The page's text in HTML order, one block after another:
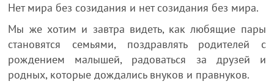
Нет мира без созидания и нет созидания без мира.
Мы же хотим и завтра видеть, как любящие пары
становятся семьями, поздравлять родителей с
рождением малышей, радоваться за друзей и
родных, которые дождались внуков и правнуков.